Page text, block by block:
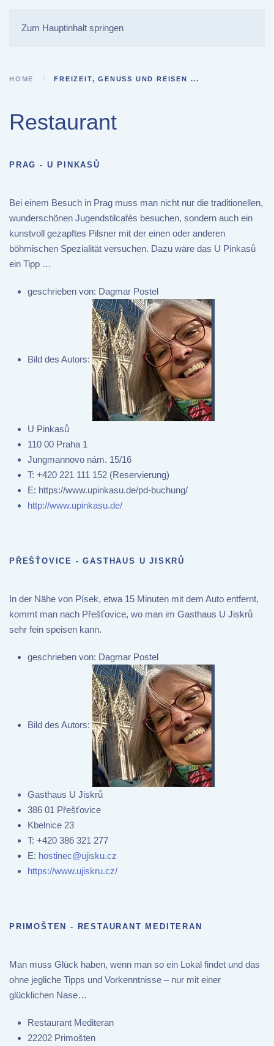
Zum Hauptinhalt springen
HOME FREIZEIT, GENUSS UND REISEN ...
Restaurant
PRAG - U PINKASŮ
Bei einem Besuch in Prag muss man nicht nur die traditionellen,
wunderschönen Jugendstilcafés besuchen, sondern auch ein
kunstvoll gezapftes Pilsner mit der einen oder anderen
böhmischen Spezialität versuchen. Dazu wäre das U Pinkasů
ein Tipp …
geschrieben von: Dagmar Postel
Bild des Autors:
U Pinkasů
110 00 Praha 1
Jungmannovo nám. 15/16
T: +420 221 111 152 (Reservierung)
E: https://www.upinkasu.de/pd-buchung/
http://www.upinkasu.de/
PŘEŠŤOVICE - GASTHAUS U JISKRŮ
In der Nähe von Písek, etwa 15 Minuten mit dem Auto entfernt,
kommt man nach Přešťovice, wo man im Gasthaus U Jiskrů
sehr fein speisen kann.
geschrieben von: Dagmar Postel
Bild des Autors:
Gasthaus U Jiskrů
386 01 Přešťovice
Kbelnice 23
T: +420 386 321 277
E: hostinec@ujisku.cz
https://www.ujiskru.cz/
PRIMOŠTEN - RESTAURANT MEDITERAN
Man muss Glück haben, wenn man so ein Lokal findet und das
ohne jegliche Tipps und Vorkenntnisse – nur mit einer
glücklichen Nase…
Restaurant Mediteran
22202 Primošten